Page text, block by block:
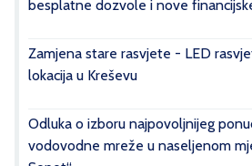
besplatne dozvole i nove
Zamjena stare rasvjete - LED
lokacija u Kreševu
Odluka o izboru najpovoljnijeg
vodovodne mreže u naseljenom